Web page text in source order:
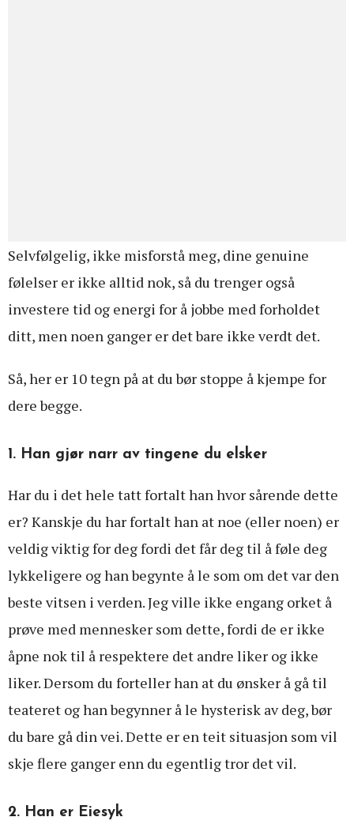
Selvfølgelig, ikke misforstå meg, dine genuine
følelser er ikke alltid nok, så du trenger også
investere tid og energi for å jobbe med forholdet
ditt, men noen ganger er det bare ikke verdt det.
Så, her er 10 tegn på at du bør stoppe å kjempe for
dere begge.
1. Han gjør narr av tingene du elsker
Har du i det hele tatt fortalt han hvor sårende dette
er? Kanskje du har fortalt han at noe (eller noen) er
veldig viktig for deg fordi det får deg til å føle deg
lykkeligere og han begynte å le som om det var den
beste vitsen i verden. Jeg ville ikke engang orket å
prøve med mennesker som dette, fordi de er ikke
åpne nok til å respektere det andre liker og ikke
liker. Dersom du forteller han at du ønsker å gå til
teateret og han begynner å le hysterisk av deg, bør
du bare gå din vei. Dette er en teit situasjon som vil
skje flere ganger enn du egentlig tror det vil.
2. Han er Eiesyk